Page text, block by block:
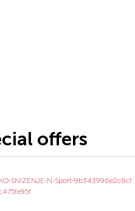
offers